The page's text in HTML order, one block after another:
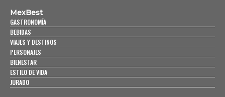
MexBest
GASTRONOMÍA
BEBIDAS
VIAJES Y DESTINOS
PERSONAJES
BIENESTAR
ESTILO DE VIDA
JURADO